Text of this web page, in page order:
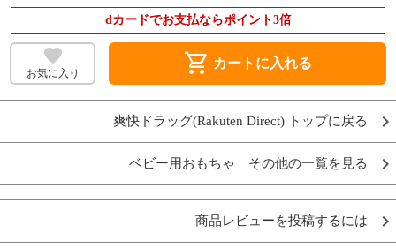
dカードでお支払ならポイント3倍
お気に入り shopping_cart カートに入れる
爽快ドラッグ(Rakuten Direct) トップに戻る
ベビー用おもちゃ その他の一覧を見る
商品レビューを投稿するには